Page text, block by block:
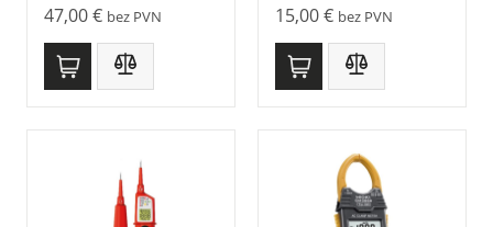
47,00€ bez PVN 15,00€ bez PVN